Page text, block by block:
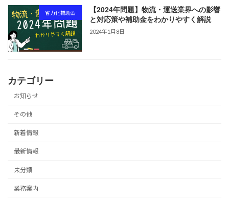
省力化補助金
【2024年問題】物流・運送業界への影響
と対応策や補助金をわかりやすく解説
2024年1月8日
カテゴリー
お知らせ
その他
新着情報
最新情報
未分類
業務案内